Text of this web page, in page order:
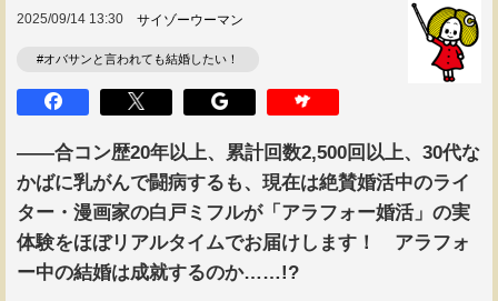
2025/09/14 13:30 サイゾーウーマン
#オバサンと言われても結婚したい！
――合コン歴20年以上、累計回数2,500回以上、30代な
かばに乳がんで闘病するも、現在は絶賛婚活中のライ
ター・漫画家の白戸ミフルが「アラフォー婚活」の実
体験をほぼリアルタイムでお届けします！ アラフォ
ー中の結婚は成就するのか……!?